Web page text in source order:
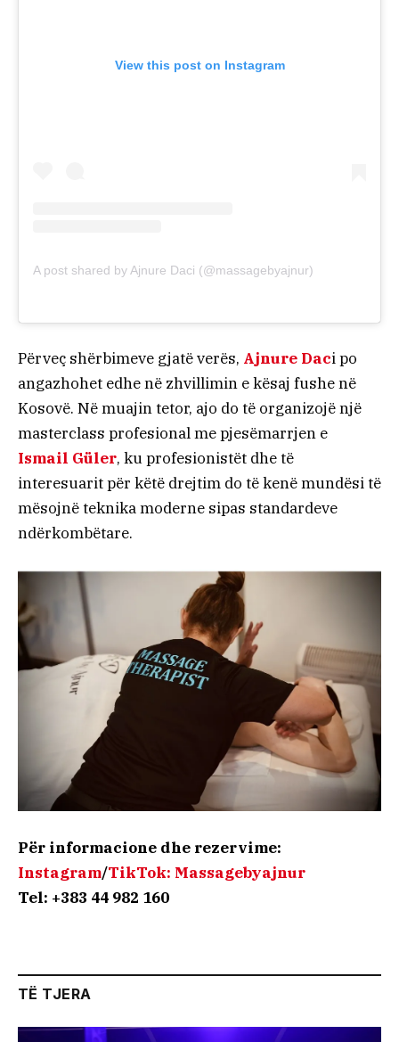
View this post on Instagram
A post shared by Ajnure Daci (@massagebyajnur)
Përveç shërbimeve gjatë verës, Ajnure Daci po
angazhohet edhe në zhvillimin e kësaj fushe në
Kosovë. Në muajin tetor, ajo do të organizojë një
masterclass profesional me pjesëmarrjen e
Ismail Güler, ku profesionistët dhe të
interesuarit për këtë drejtim do të kenë mundësi të
mësojnë teknika moderne sipas standardeve
ndërkombëtare.
Për informacione dhe rezervime:
Instagram/TikTok: Massagebyajnur
Tel: +383 44 982 160
TË TJERA